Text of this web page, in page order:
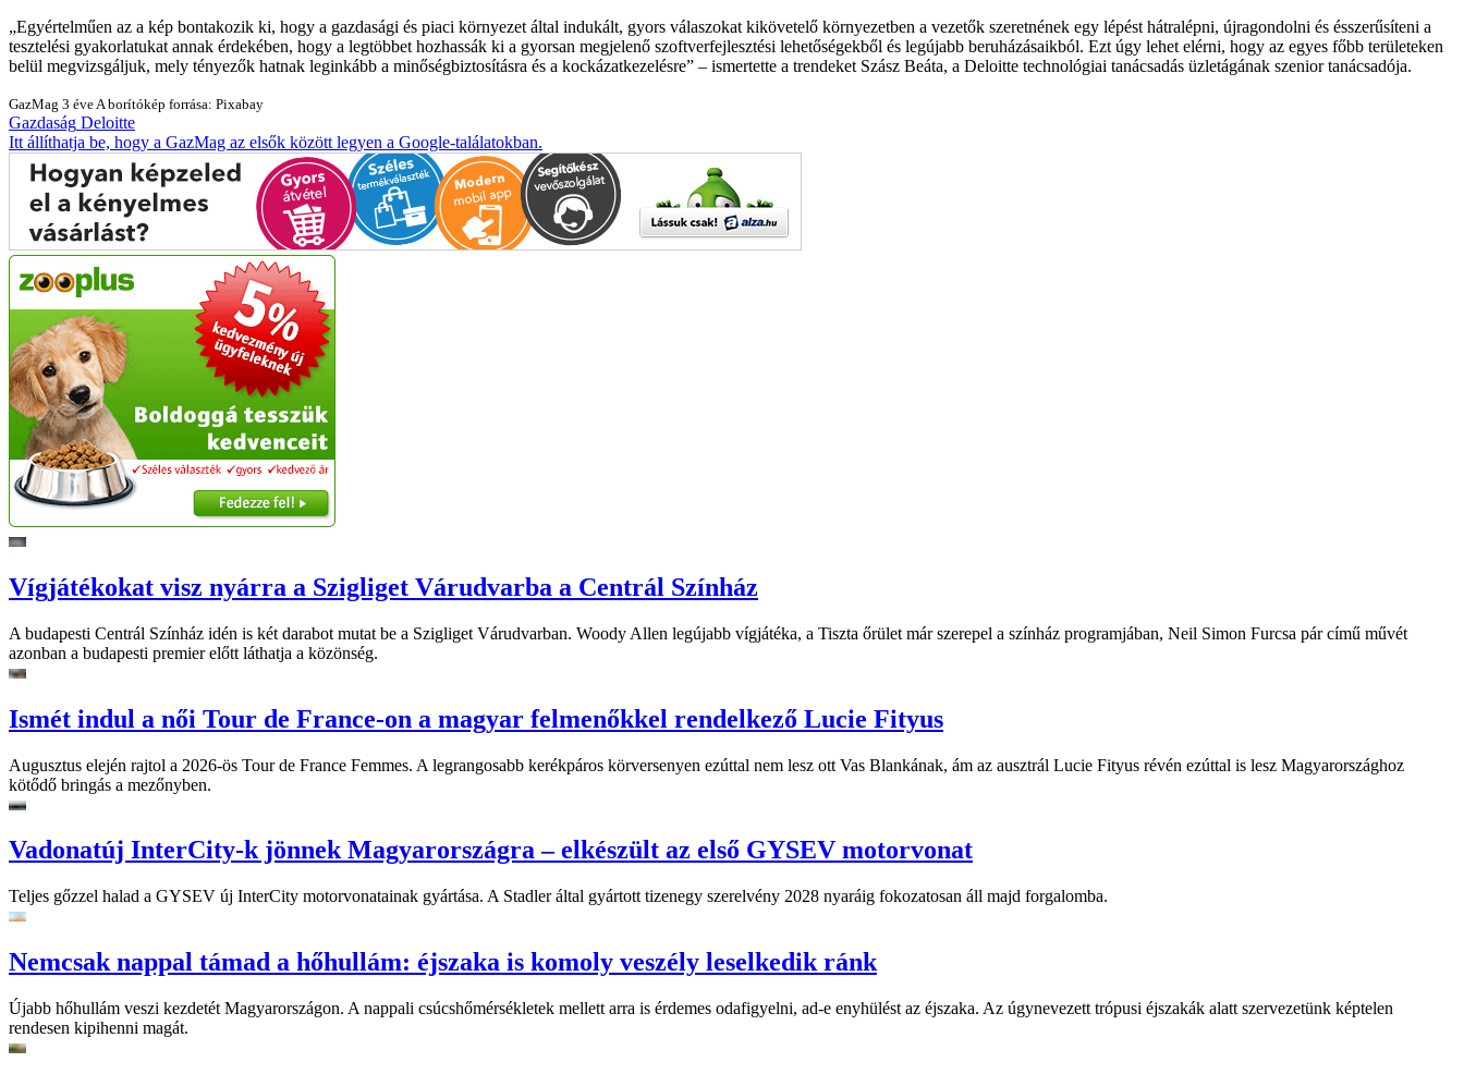
Egyértelműen az a kép bontakozik ki, hogy a gazdasági és piaci környezet által indukált, gyors válaszokat kikövetelő környezetben a vezetők szeretnének egy lépést hátralépni, újragondolni és ésszerűsíteni a
tesztelési gyakorlatukat annak érdekében, hogy a legtöbbet hozhassák ki a gyorsan megjelenő szoftverfejlesztési lehetőségekből és legújabb beruházásaikból. Ezt úgy lehet elérni, hogy az egyes főbb területeken
belül megvizsgáljuk, mely tényezők hatnak leginkább a minőségbiztosításra és a kockázatkezelésre
– ismertette a trendeket Szász Beáta, a Deloitte technológiai tanácsadás üzletágának szenior tanácsadója.
GazMag 3 éve A borítókép forrása: Pixabay
Gazdaság Deloitte
Itt állíthatja be, hogy a GazMag az elsők között legyen a Google-találatokban.
Vígjátékokat visz nyárra a Szigliget Várudvarba a Centrál Színház
A budapesti Centrál Színház idén is két darabot mutat be a Szigliget Várudvarban. Woody Allen legújabb vígjátéka, a Tiszta őrület már szerepel a színház programjában, Neil Simon Furcsa pár című művét
azonban a budapesti premier előtt láthatja a közönség.
Ismét indul a női Tour de France-on a magyar felmenőkkel rendelkező Lucie Fityus
Augusztus elején rajtol a 2026-ös Tour de France Femmes. A legrangosabb kerékpáros körversenyen ezúttal nem lesz ott Vas Blankának, ám az ausztrál Lucie Fityus révén ezúttal is lesz Magyarországhoz
kötődő bringás a mezőnyben.
Vadonatúj InterCity-k jönnek Magyarországra – elkészült az első GYSEV motorvonat
Teljes gőzzel halad a GYSEV új InterCity motorvonatainak gyártása. A Stadler által gyártott tizenegy szerelvény 2028 nyaráig fokozatosan áll majd forgalomba.
Nemcsak nappal támad a hőhullám: éjszaka is komoly veszély leselkedik ránk
Újabb hőhullám veszi kezdetét Magyarországon. A nappali csúcshőmérsékletek mellett arra is érdemes odafigyelni, ad-e enyhülést az éjszaka. Az úgynevezett trópusi éjszakák alatt szervezetünk képtelen
rendesen kipihenni magát.